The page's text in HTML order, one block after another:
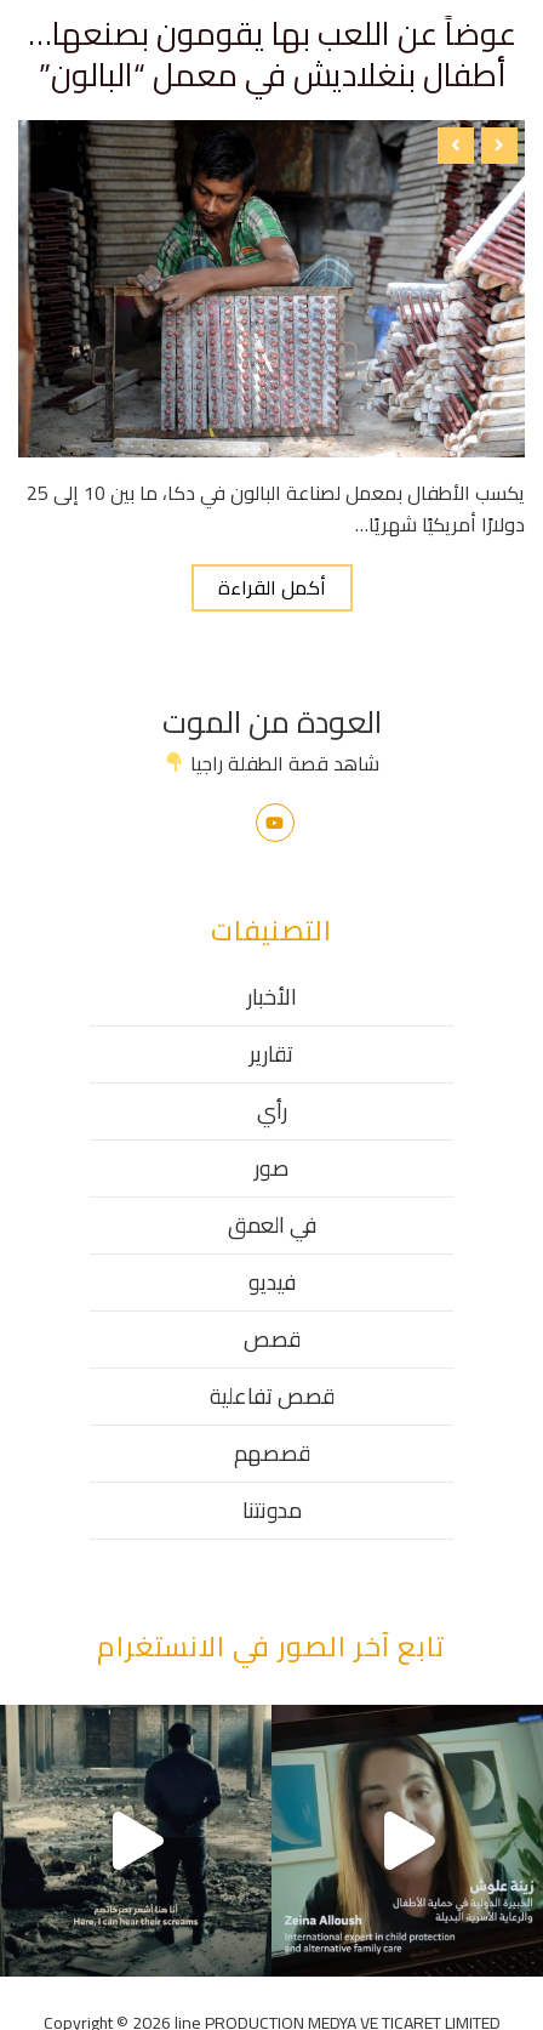
عوضاً عن اللعب بها يقومون بصنعها…
أطفال بنغلاديش في معمل “البالون”
يكسب الأطفال بمعمل لصناعة البالون في دكا، ما بين 10 إلى 25
دولارًا أمريكيًا شهريًا…
أكمل القراءة
العودة من الموت
شاهد قصة الطفلة راجيا
التصنيفات
الأخبار
تقارير
رأي
صور
في العمق
فيديو
قصص
قصص تفاعلية
قصصهم
مدونتنا
تابع آخر الصور في الانستغرام
"قصرنا كتير بحقهم" يقول أبو
Copyright ©️ 2026 line PRODUCTION MEDYA VE TICARET LIMITED